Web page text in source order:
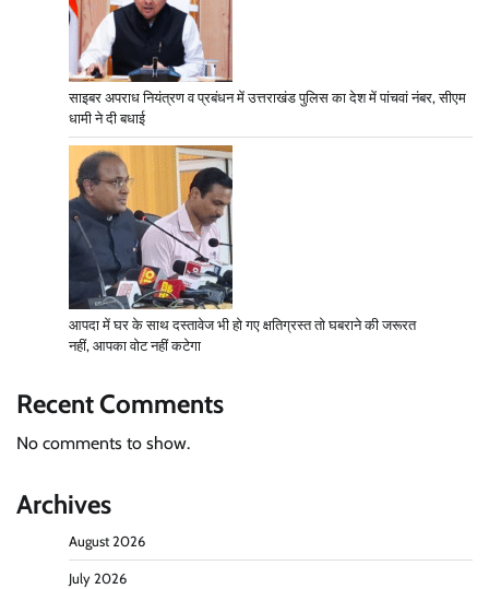
साइबर अपराध नियंत्रण व प्रबंधन में उत्तराखंड पुलिस का देश में पांचवां नंबर, सीएम
धामी ने दी बधाई
आपदा में घर के साथ दस्तावेज भी हो गए क्षतिग्रस्त तो घबराने की जरूरत
नहीं, आपका वोट नहीं कटेगा
Recent Comments
No comments to show.
Archives
August 2026
July 2026